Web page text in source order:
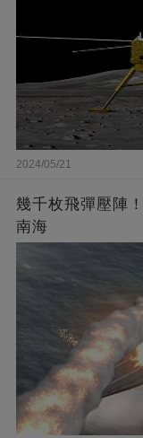
2024/05/21
幾千枚飛彈壓陣
南海